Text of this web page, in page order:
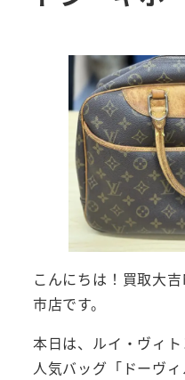
こんにちは！買取大
市店です。
本日は、ルイ・ヴィ
人気バッグ「ドーヴ